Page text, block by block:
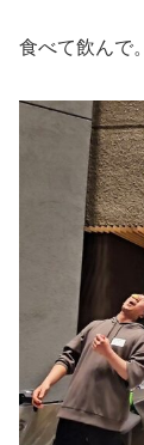
食べて飲んで。